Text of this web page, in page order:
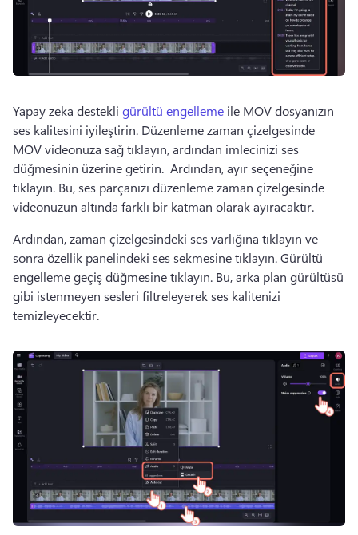
Yapay zeka destekli gürültü engelleme ile MOV dosyanızın
ses kalitesini iyileştirin. Düzenleme zaman çizelgesinde
MOV videonuza sağ tıklayın, ardından imlecinizi ses
düğmesinin üzerine getirin. Ardından, ayır seçeneğine
tıklayın. Bu, ses parçanızı düzenleme zaman çizelgesinde
videonuzun altında farklı bir katman olarak ayıracaktır.
Ardından, zaman çizelgesindeki ses varlığına tıklayın ve
sonra özellik panelindeki ses sekmesine tıklayın. Gürültü
engelleme geçiş düğmesine tıklayın. Bu, arka plan gürültüsü
gibi istenmeyen sesleri filtreleyerek ses kalitenizi
temizleyecektir.